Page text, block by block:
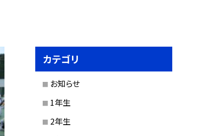
カテゴリ
お知らせ
1年生
2年生